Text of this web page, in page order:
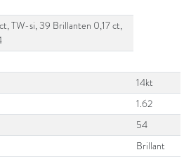
TW-si, 39 Brillanten 0,17 ct,
14kt
1.62
54
Brillant